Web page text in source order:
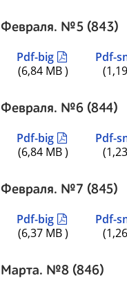
Февраля. №5 (843)
Pdf-big
(6,84 MB )
Pdf-
Февраля. №6 (844)
Pdf-big
(6,84 MB )
Pdf-
Февраля. №7 (845)
Pdf-big
(6,37 MB )
Pdf-
Марта. №8 (846)